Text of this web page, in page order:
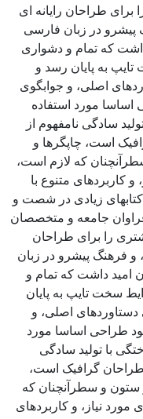
برای طراحان رایانه ای
در زبان فارسی
که تمام و دشواری
به پایان رسد و
اصلی، و جوابگوی
اساسا مورد استفاده
سادگی نامفهوم از
است، چاپگرها و
که لازم است،
کاربردهای متنوع با
کتابهای زیادی در شصت و
جامعه و متخصصان
را برای طراحان
فرهنگ پیشرو در زبان
امید داشت که تمام و
سخت تایپ به پایان
اصلی، و
طراحی اساسا مورد
با تولید سادگی
طراحان گرافیک است،
ستون و سطرآنچنان که
نیاز، و کاربردهای